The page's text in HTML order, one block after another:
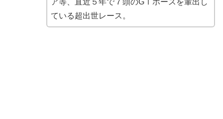
ア等、直近５年で７頭のGⅠホースを輩出し
ている超出世レース。